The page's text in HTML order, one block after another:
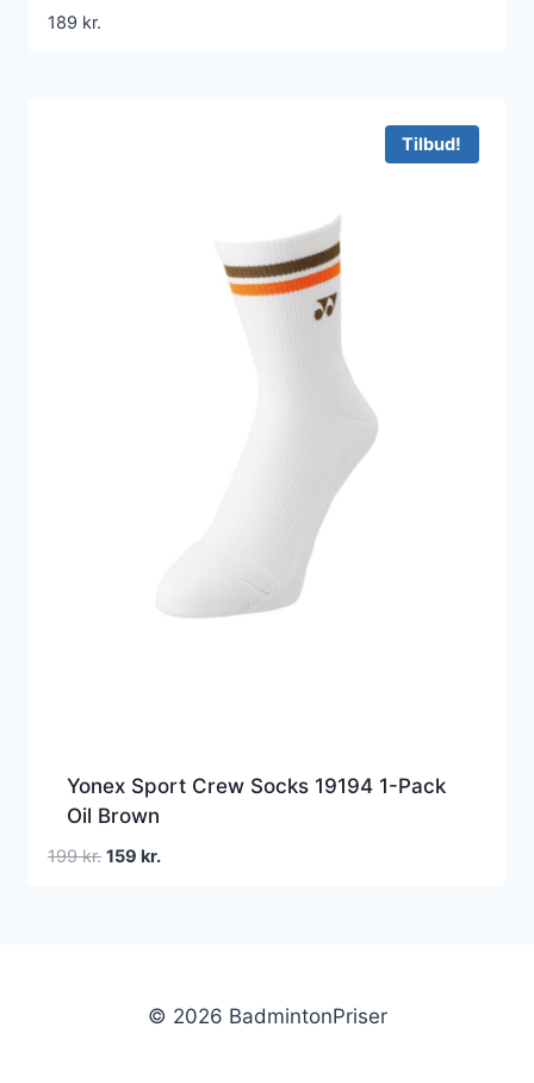
189 kr.
Tilbud!
Yonex Sport Crew Socks 19194 1-Pack
Oil Brown
199kr. Den
159 kr.Den
© 2026 BadmintonPriser